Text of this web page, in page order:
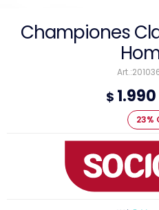
Championes
$ 1.990
23